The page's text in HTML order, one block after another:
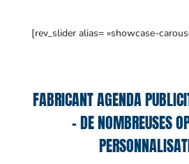
[rev_slider alias= »showcase-
FABRICANT AGENDA
– DE NOMBREUSES